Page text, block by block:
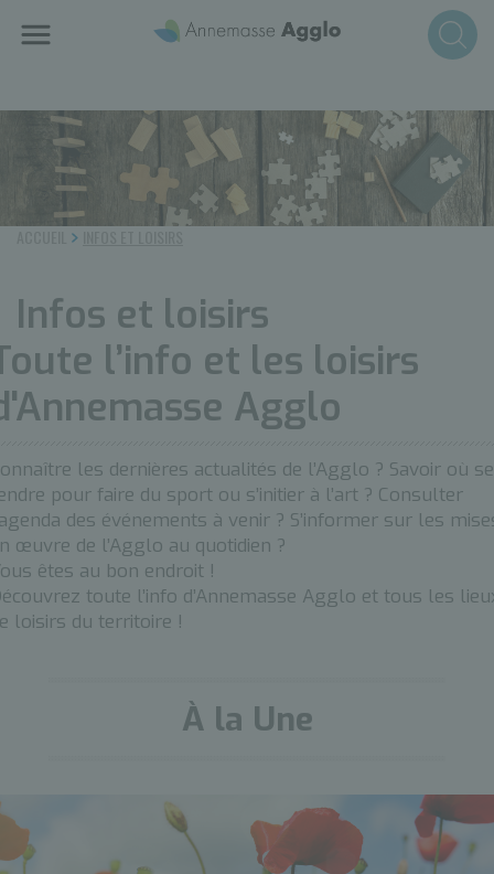
Infos et loisirs
l’info et les loisirs
Agglo
les dernières actualités de l’Agglo ? Savoir où se
pour faire du sport ou s’initier à l’art ? Consulter
des événements à venir ? S’informer sur les
œuvre de l’Agglo au quotidien ?
êtes au bon endroit !
toute l’info d’Annemasse Agglo et tous les
loisirs du territoire !
À la Une